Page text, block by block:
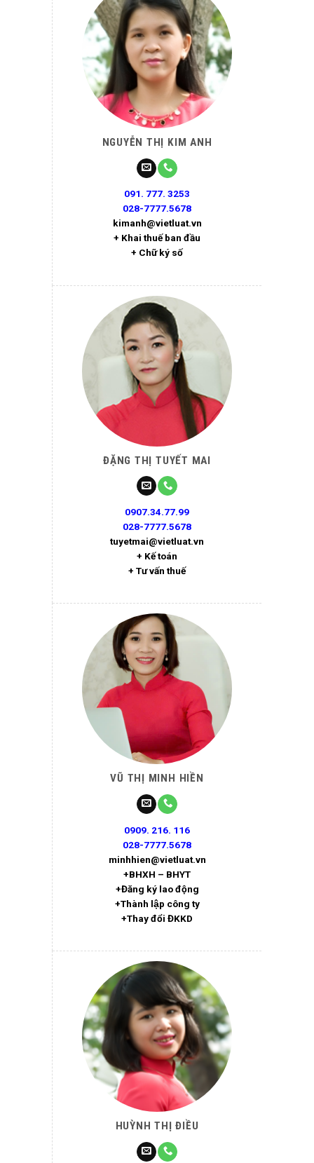
NGUYỄN THỊ KIM ANH
091. 777. 3253
028-7777.5678
kimanh@vietluat.vn
+ Khai thuế ban đầu
+ Chữ ký số
ĐẶNG THỊ TUYẾT MAI
0907.34.77.99
028-7777.5678
tuyetmai@vietluat.vn
+ Kế toán
+ Tư vấn thuế
VŨ THỊ MINH HIỀN
0909. 216. 116
028-7777.5678
minhhien@vietluat.vn
+BHXH – BHYT
+Đăng ký lao động
+Thành lập công ty
+Thay đổi ĐKKD
HUỲNH THỊ ĐIỀU